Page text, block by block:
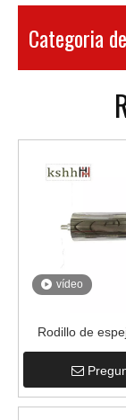
Categoria
vídeo
Rodillo de
acabado para